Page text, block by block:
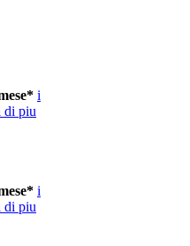
i
di piu
i
di piu